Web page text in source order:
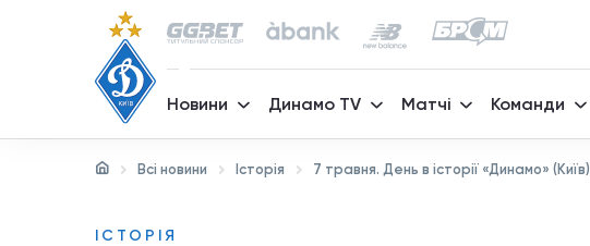
Новини Динамо TV Матчі Команди
Всі новини Історія 7 травня. День в історії «Динамо» (Київ)
ІСТОРІЯ